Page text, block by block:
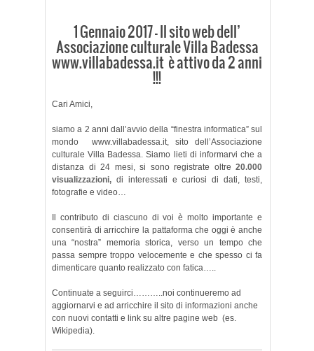
1 Gennaio 2017 – Il sito web dell’
Associazione culturale Villa Badessa
www.villabadessa.it è attivo da 2 anni
!!!
Cari Amici,
siamo a 2 anni dall’avvio della “finestra informatica” sul
mondo www.villabadessa.it, sito dell’Associazione
culturale Villa Badessa. Siamo lieti di informarvi che a
distanza di 24 mesi, si sono registrate oltre 20.000
visualizzazioni, di interessati e curiosi di dati, testi,
fotografie e video…
Il contributo di ciascuno di voi è molto importante e
consentirà di arricchire la pattaforma che oggi è anche
una “nostra” memoria storica, verso un tempo che
passa sempre troppo velocemente e che spesso ci fa
dimenticare quanto realizzato con fatica…..
Continuate a seguirci………..noi continueremo ad
aggiornarvi e ad arricchire il sito di informazioni anche
con nuovi contatti e link su altre pagine web (es.
Wikipedia).